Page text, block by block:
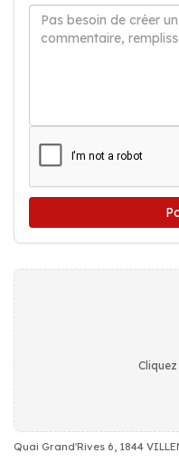
Quai Grand'Rives 6, 1844